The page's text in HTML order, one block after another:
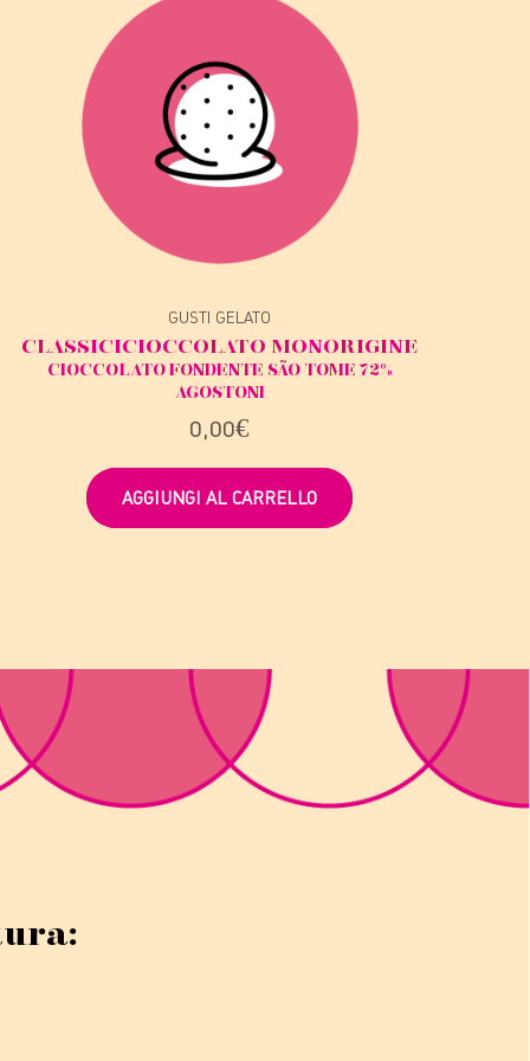
GUSTI GELATO
CLASSICICIOCCOLATO MONORIGINE
CIOCCOLATO FONDENTE SÃO TOME 72%
AGOSTONI
0,00€
AGGIUNGI AL CARRELLO